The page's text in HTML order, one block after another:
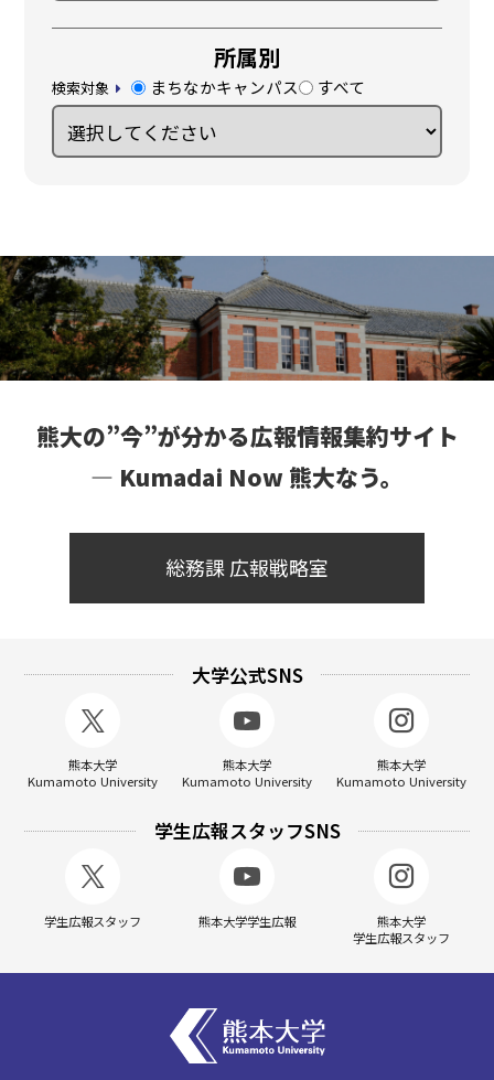
所属別
検索対象 まちなかキャンパス すべて
熊大の”今”が分かる広報情報集約サイト
― Kumadai Now 熊大なう。
総務課 広報戦略室
大学公式SNS
熊本大学
Kumamoto University
熊本大学
Kumamoto University
熊本大学
Kumamoto University
学生広報スタッフSNS
学生広報スタッフ 熊本大学学生広報
熊本大学
学生広報スタッフ